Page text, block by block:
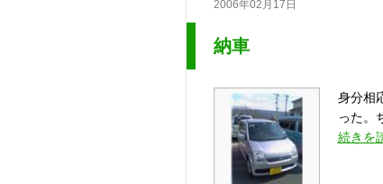
2006年02月17日
納車
身分相
った。
続きを